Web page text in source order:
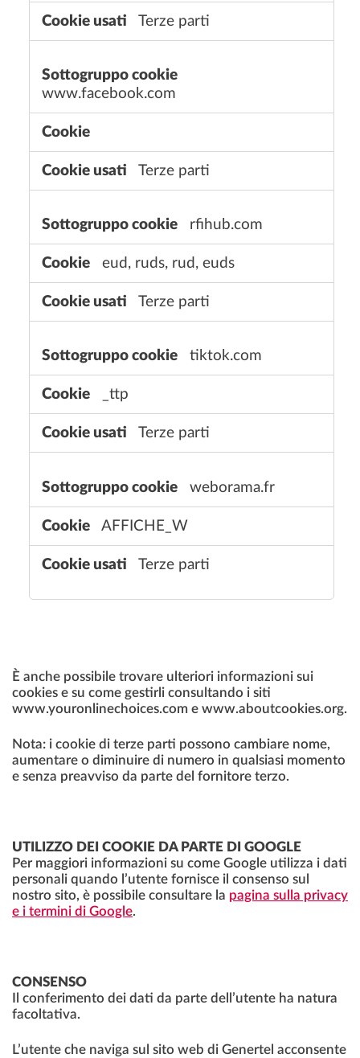
Terze parti
www.facebook.com
Terze parti
rfihub.com
eud, ruds, rud, euds
Terze parti
tiktok.com
_ttp
Terze parti
weborama.fr
AFFICHE_W
Terze parti
È anche possibile trovare ulteriori informazioni sui
cookies e su come gestirli consultando i siti
www.youronlinechoices.com e www.aboutcookies.org.
Nota: i cookie di terze parti possono cambiare nome,
aumentare o diminuire di numero in qualsiasi momento
e senza preavviso da parte del fornitore terzo.
UTILIZZO DEI COOKIE DA PARTE DI GOOGLE
Per maggiori informazioni su come Google utilizza i dati
personali quando l’utente fornisce il consenso sul
nostro sito, è possibile consultare la pagina sulla privacy
e i termini di Google.
CONSENSO
Il conferimento dei dati da parte dell’utente ha natura
facoltativa.
L’utente che naviga sul sito web di Genertel acconsente